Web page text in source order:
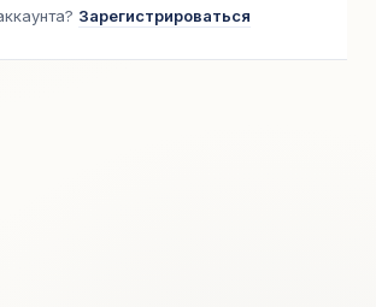
Зарегистрироваться